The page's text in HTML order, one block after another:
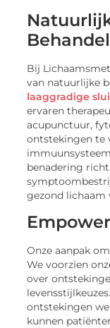
Bij
van natuurlijke
laaggradige
ervaren
acupunctuur,
ontstekingen te
benadering
gezond lichaam
Onze aanpak
We voorzien
over
ontstekingen
kunnen